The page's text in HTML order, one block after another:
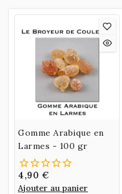
Gomme Arabique en
Larmes - 100 gr
4,90 €
Ajouter au panier